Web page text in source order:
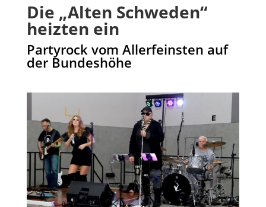
Die „Alten Schweden“
heizten ein
Partyrock vom Allerfeinsten auf
der Bundeshöhe